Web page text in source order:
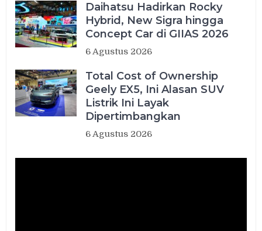
Daihatsu Hadirkan Rocky
Hybrid, New Sigra hingga
Concept Car di GIIAS 2026
6 Agustus 2026
Total Cost of Ownership
Geely EX5, Ini Alasan SUV
Listrik Ini Layak
Dipertimbangkan
6 Agustus 2026